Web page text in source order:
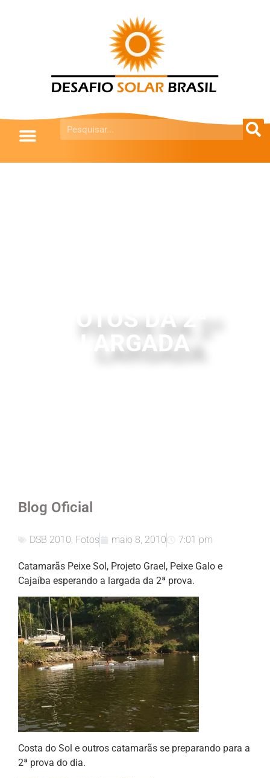
FOTOS DA 2ª
LARGADA
Blog Oficial
DSB 2010, Fotos maio 8, 2010 7:01 pm
Catamarãs Peixe Sol, Projeto Grael, Peixe Galo e
Cajaíba esperando a largada da 2ª prova.
Costa do Sol e outros catamarãs se preparando para a
2ª prova do dia.